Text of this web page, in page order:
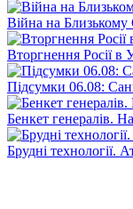
Війна на
Вторгнення Росії в
Підсумки 06.08:
Бенкет генералів.
Брудні технології.